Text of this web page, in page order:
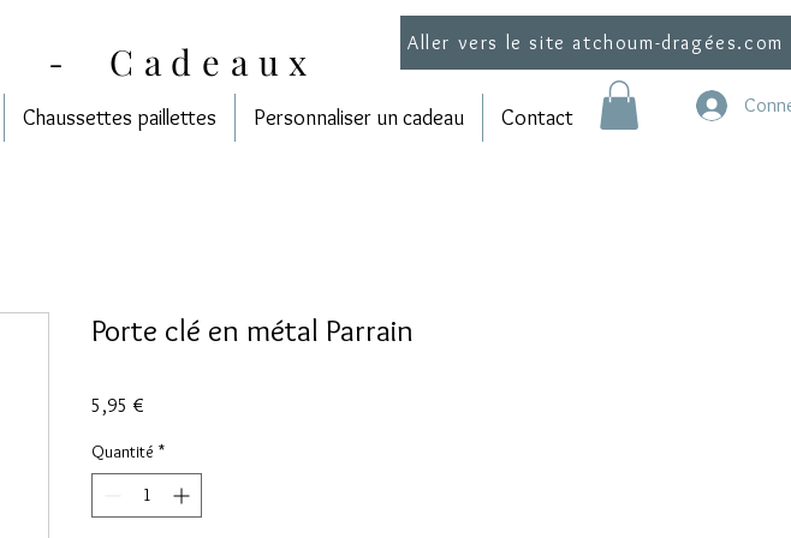
Chaussettes paillettes Personnaliser un cadeau Contact
- Cadeaux Aller vers le site atchoum-dragées.com
Porte clé en métal Parrain
5,95 €
Quantité *